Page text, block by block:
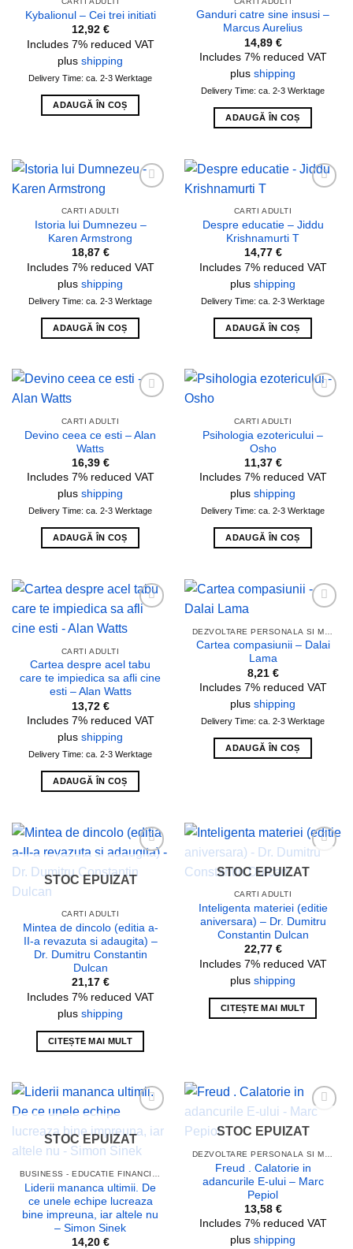
Kybalionul – Cei trei initiati
12,92 €
Includes 7% reduced VAT
plus shipping
Delivery Time: ca. 2-3 Werktage
ADAUGĂ ÎN COȘ
Ganduri catre sine insusi –
Marcus Aurelius
14,89 €
Includes 7% reduced VAT
plus shipping
Delivery Time: ca. 2-3 Werktage
ADAUGĂ ÎN COȘ
CARTI ADULTI
Istoria lui Dumnezeu –
Karen Armstrong
18,87 €
Includes 7% reduced VAT
plus shipping
Delivery Time: ca. 2-3 Werktage
ADAUGĂ ÎN COȘ
CARTI ADULTI
Despre educatie – Jiddu
Krishnamurti T
14,77 €
Includes 7% reduced VAT
plus shipping
Delivery Time: ca. 2-3 Werktage
ADAUGĂ ÎN COȘ
CARTI ADULTI
Devino ceea ce esti – Alan
Watts
16,39 €
Includes 7% reduced VAT
plus shipping
Delivery Time: ca. 2-3 Werktage
ADAUGĂ ÎN COȘ
CARTI ADULTI
Psihologia ezotericului –
Osho
11,37 €
Includes 7% reduced VAT
plus shipping
Delivery Time: ca. 2-3 Werktage
ADAUGĂ ÎN COȘ
CARTI ADULTI
Cartea despre acel tabu
care te impiedica sa afli cine
esti – Alan Watts
13,72 €
Includes 7% reduced VAT
plus shipping
Delivery Time: ca. 2-3 Werktage
ADAUGĂ ÎN COȘ
wishlist
Cartea compasiunii – Dalai
Lama
8,21 €
Includes 7% reduced VAT
plus shipping
Delivery Time: ca. 2-3 Werktage
ADAUGĂ ÎN COȘ
Add to
wishlist
STOC EPUIZAT
CARTI ADULTI
Mintea de dincolo (editia a-
II-a revazuta si adaugita) –
Dr. Dumitru Constantin
Dulcan
21,17 €
Includes 7% reduced VAT
plus shipping
CITEȘTE MAI MULT
STOC EPUIZAT
CARTI ADULTI
Inteligenta materiei (editie
aniversara) – Dr. Dumitru
Constantin Dulcan
22,77 €
Includes 7% reduced VAT
plus shipping
CITEȘTE MAI MULT
wishlist
STOC EPUIZAT
Liderii mananca ultimii. De
ce unele echipe lucreaza
bine impreuna, iar altele nu
– Simon Sinek
14,20 €
STOC EPUIZAT
Freud . Calatorie in
adancurile E-ului – Marc
Pepiol
13,58 €
Includes 7% reduced VAT
plus shipping